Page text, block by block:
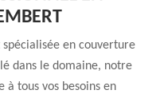
en couverture
dans le domaine, notre
à tous vos besoins en